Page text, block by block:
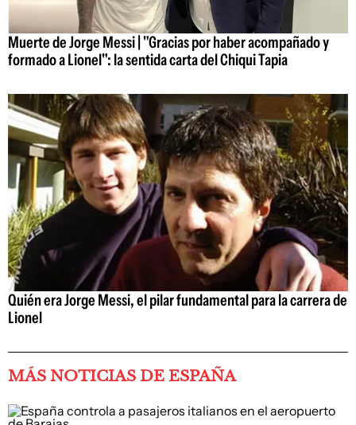
Muerte de Jorge Messi | "Gracias por haber acompañado y
formado a Lionel": la sentida carta del Chiqui Tapia
Quién era Jorge Messi, el pilar fundamental para la carrera de
Lionel
MÁS NOTICIAS DE ESPAÑA